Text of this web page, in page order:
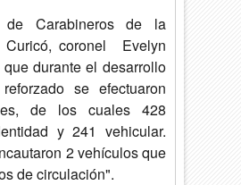
de Carabineros de la
Curicó, coronel Evelyn
durante el desarrollo
se efectuaron
de los cuales 428
y 241 vehicular.
2 vehículos que
de circulación".